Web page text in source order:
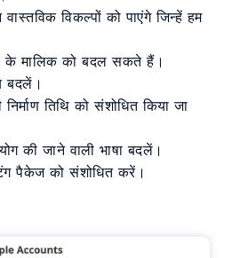
विकल्पों को पाएंगे जिन्हें हम
के मालिक को बदल सकते हैं।
बदलें।
तिथि को संशोधित किया जा
की जाने वाली भाषा बदलें।
पैकेज को संशोधित करें।